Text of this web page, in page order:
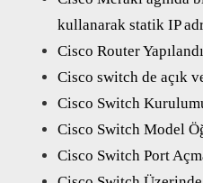
kullanarak statik IP
Cisco Router
Cisco switch de açık
Cisco Switch
Cisco Switch Model
Cisco Switch Port